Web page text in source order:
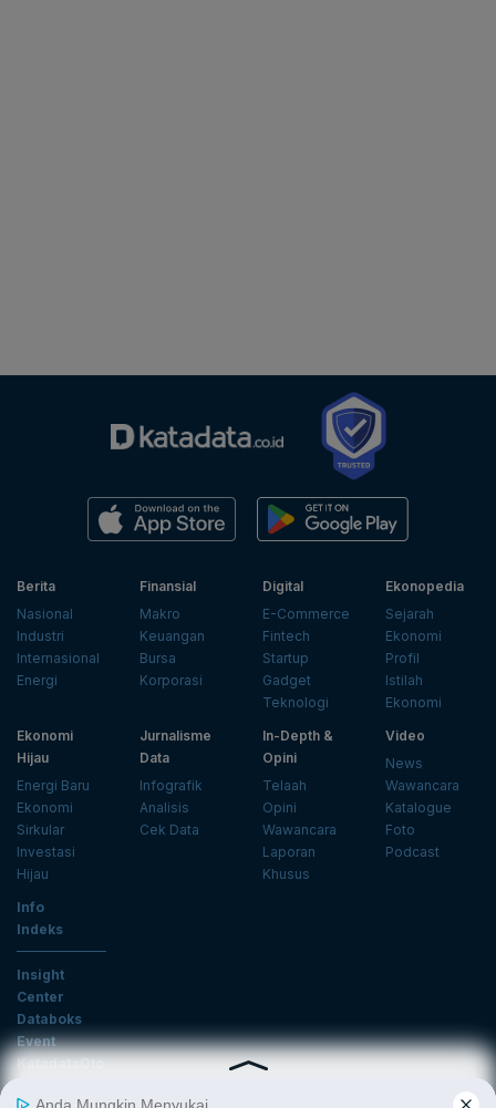
Berita
Nasional
Industri
Internasional
Energi
Finansial
Makro
Keuangan
Bursa
Korporasi
Digital
E-Commerce
Fintech
Startup
Gadget
Teknologi
Ekonopedia
Sejarah
Ekonomi
Profil
Istilah
Ekonomi
Ekonomi
Hijau
Energi Baru
Ekonomi
Sirkular
Investasi
Hijau
Jurnalisme
Data
Infografik
Analisis
Cek Data
In-Depth &
Opini
Telaah
Opini
Wawancara
Laporan
Khusus
Video
News
Wawancara
Katalogue
Foto
Podcast
Info
Indeks
Insight
Center
Databoks
Event
KatadataOto